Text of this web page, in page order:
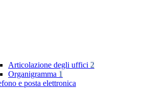
Articolazione degli uffici 2
Organigramma 1
e posta elettronica